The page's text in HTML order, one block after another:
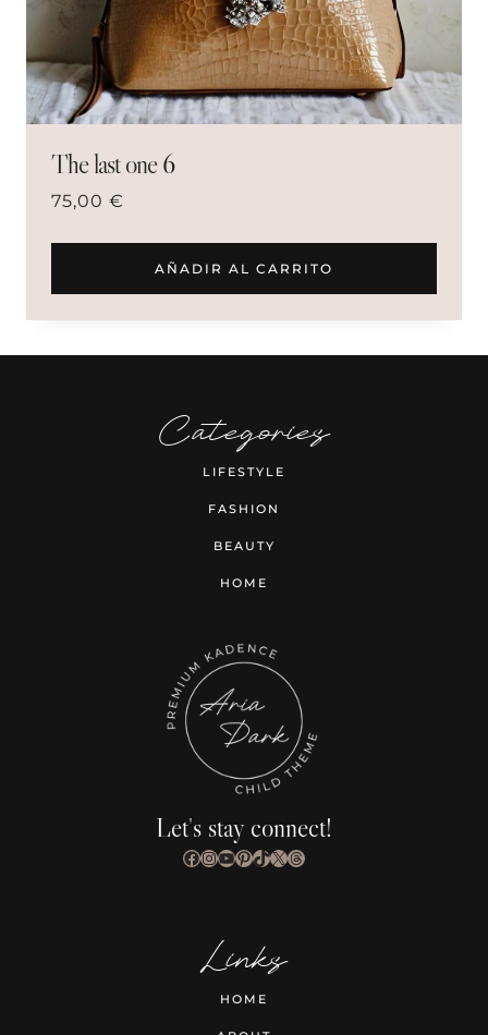
The last one 6
75,00 €
AÑADIR AL CARRITO
Categories
LIFESTYLE
FASHION
BEAUTY
HOME
Let's stay connect!
Facebook
Instagram
YouTube
Pinterest
TikTok
X Threads
Links
HOME